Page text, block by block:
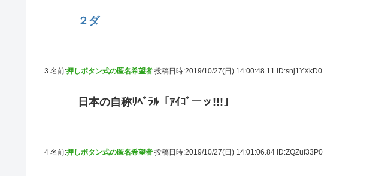
２ダ
3 名前:押しボタン式の匿名希望者 投稿日時:2019/10/27(日) 14:00:48.11 ID:snj1YXkD0
日本の自称ﾘﾍﾞﾗﾙ「ｱｲｺﾞーッ!!!」
4 名前:押しボタン式の匿名希望者 投稿日時:2019/10/27(日) 14:01:06.84 ID:ZQZuf33P0